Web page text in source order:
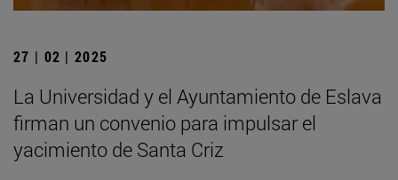
27 | 02 | 2025
La Universidad y el Ayuntamiento de Eslava
firman un convenio para impulsar el
yacimiento de Santa Criz